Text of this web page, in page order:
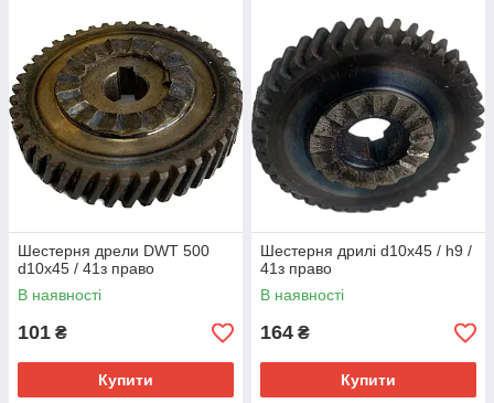
Шестерня дрели DWT 500
d10х45 / 41з право
В наявності
101 ₴
Купити
Шестерня дрилі d10х45 / h9 /
41з право
В наявності
164 ₴
Купити